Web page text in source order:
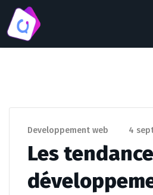
Developpement web 4
Les